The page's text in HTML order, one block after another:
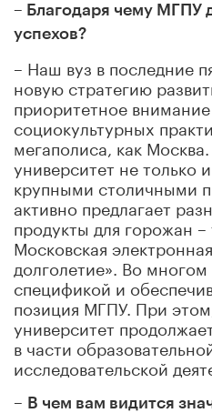
– Благодаря чему МГПУ
успехов?
– Наш вуз в последние
новую стратегию
приоритетное
социокультурных
мегаполиса, как
университет не только
крупными столичными
активно предлагает
продукты для горожан
Московская
долголетие». Во
спецификой и
позиция МГПУ. При
университет
в части
исследовательской
– В чем вам видится